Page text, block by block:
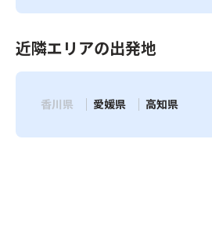
近隣エリアの出発地
香川県 愛媛県 高知県